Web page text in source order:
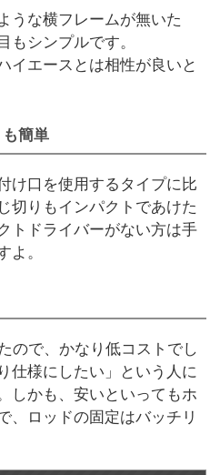
うな横フレームが無いた
もシンプルです。
イエースとは相性が良いと
簡単
け口を使用するタイプに比
切りもインパクトであけた
トドライバーがない方は手
よ。
ので、かなり低コストでし
仕様にしたい」という人に
しかも、安いといってもホ
、ロッドの固定はバッチリ